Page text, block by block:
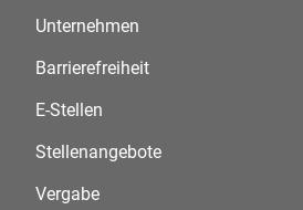
Unternehmen
Barrierefreiheit
E-Stellen
Stellenangebote
Vergabe